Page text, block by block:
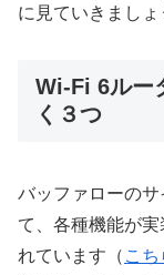
に見ていきましょ
Wi-Fi 6ルー
く３つ
バッファローの
て、各種機能が
れています（ こち